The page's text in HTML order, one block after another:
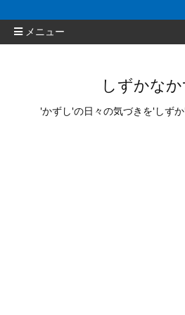
メニュー
しずかなか
'かずし'の日々の気づきを'しず